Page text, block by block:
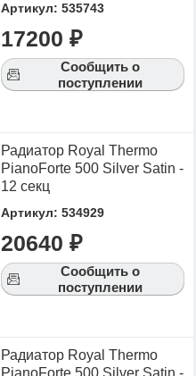
Артикул: 535743
17200 ₽
Сообщить о
поступлении
Радиатор Royal Thermo
PianoForte 500 Silver Satin -
12 секц
Артикул: 534929
20640 ₽
Сообщить о
поступлении
Радиатор Royal Thermo
PianoForte 500 Silver Satin -